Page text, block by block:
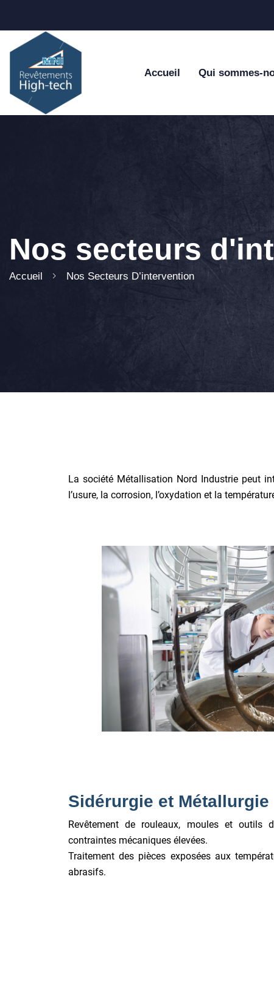
Accueil Qui sommes-
Nos secteurs
Accueil Nos Secteurs D’intervention
La société Métallisation Nord Industrie peut
l’usure, la corrosion, l’oxydation et la
Sidérurgie et Métallurgie
Revêtement de rouleaux, moules et outils
contraintes mécaniques élevées.
Traitement des pièces exposées aux
abrasifs.